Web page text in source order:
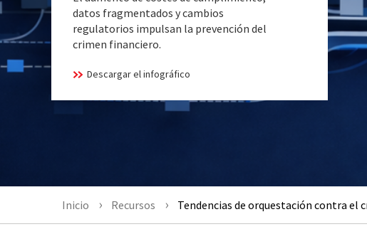
datos fragmentados y cambios
regulatorios impulsan la prevención del
crimen financiero.
Descargar el infográfico
Inicio Recursos Tendencias de orquestación contra el